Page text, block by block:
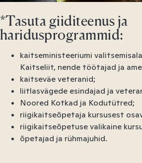
*Tasuta giiditeenus ja
haridusprogrammid:
kaitseministeeriumi
Kaitseliit, nende töötajad ja
kaitseväe veteranid;
liitlasvägede esindajad ja
Noored Kotkad ja Kodutütred;
riigikaitseõpetaja kursusest
riigikaitseõpetuse valikaine
õpetajad ja rühmajuhid.